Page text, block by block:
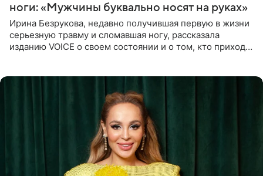
ноги: «Мужчины буквально носят на руках»
Ирина Безрукова, недавно получившая первую в жизни
серьезную травму и сломавшая ногу, рассказала
изданию VOICE о своем состоянии и о том, кто приходит